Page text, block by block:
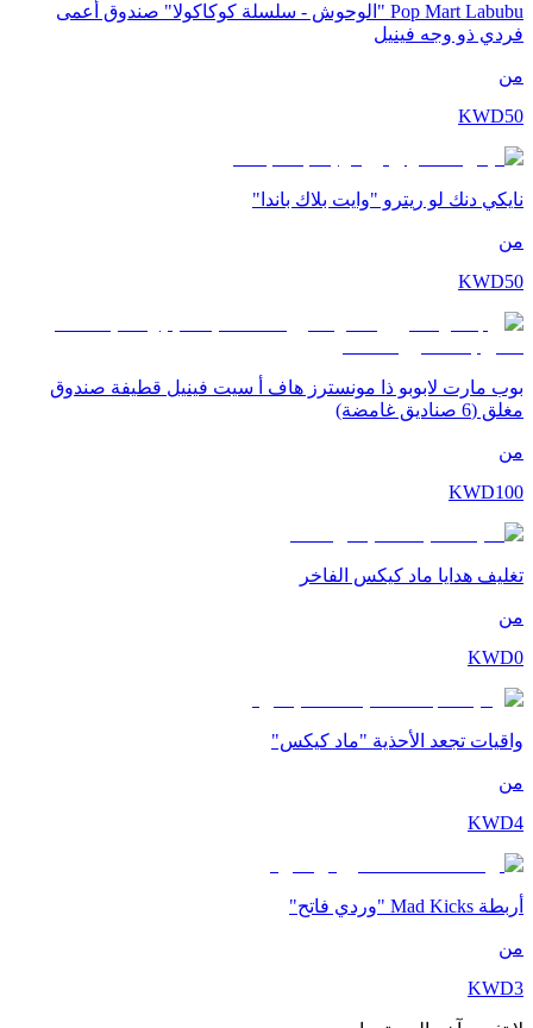
Pop Mart Labubu "الوحوش - سلسلة كوكاكولا" صندوق أعمى
فردي ذو وجه فينيل
من
KWD50
نايكي دنك لو ريترو "وايت بلاك باندا"
من
KWD50
بوب مارت لابوبو ذا مونسترز هاف أ سيت فينيل قطيفة صندوق
مغلق (6 صناديق غامضة)
من
KWD100
تغليف هدايا ماد كيكس الفاخر
من
KWD0
واقيات تجعد الأحذية "ماد كيكس"
من
KWD4
أربطة Mad Kicks "وردي فاتح"
من
KWD3